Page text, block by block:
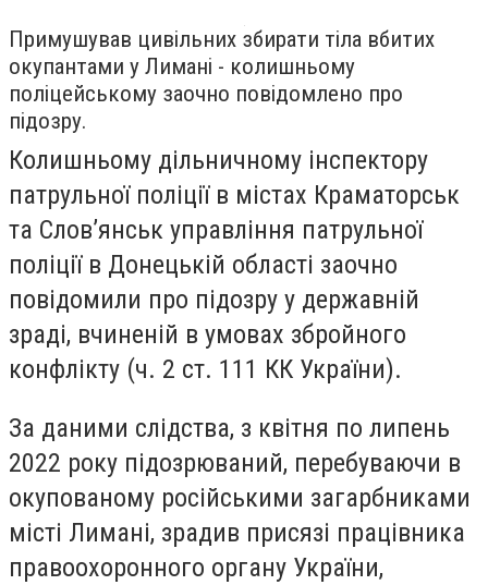
Примушував цивільних збирати тіла вбитих
окупантами у Лимані - колишньому
поліцейському заочно повідомлено про
підозру.
Колишньому дільничному інспектору
патрульної поліції в містах Краматорськ
та Слов’янськ управління патрульної
поліції в Донецькій області заочно
повідомили про підозру у державній
зраді, вчиненій в умовах збройного
конфлікту (ч. 2 ст. 111 КК України).
За даними слідства, з квітня по липень
2022 року підозрюваний, перебуваючи в
окупованому російськими загарбниками
місті Лимані, зрадив присязі працівника
правоохоронного органу України,